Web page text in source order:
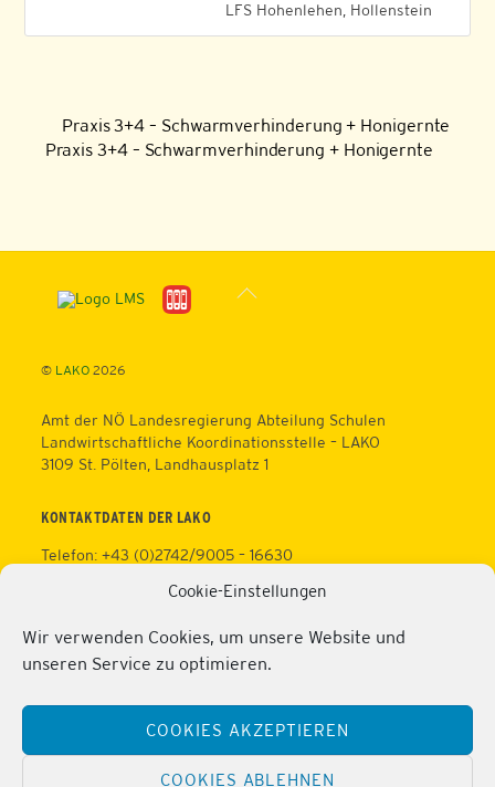
Cookie-Einstellungen
Wir verwenden Cookies, um unsere Website und
unseren Service zu optimieren.
COOKIES AKZEPTIEREN
COOKIES ABLEHNEN
LFS Hohenlehen, Hollenstein
Praxis 3+4 – Schwarmverhinderung + Honigernte
Praxis 3+4 – Schwarmverhinderung + Honigernte
Back
© LAKO2026
Amt der NÖ Landesregierung Abteilung Schulen
Landwirtschaftliche Koordinationsstelle – LAKO
3109 St. Pölten, Landhausplatz 1
KONTAKTDATEN DER LAKO
Telefon: +43 (0)2742/9005 – 16630
https://lako.at
Datenschutz
Impressum
Telefon: +43 (0)2286/2202
Mobil: +43 (0)676/81213100